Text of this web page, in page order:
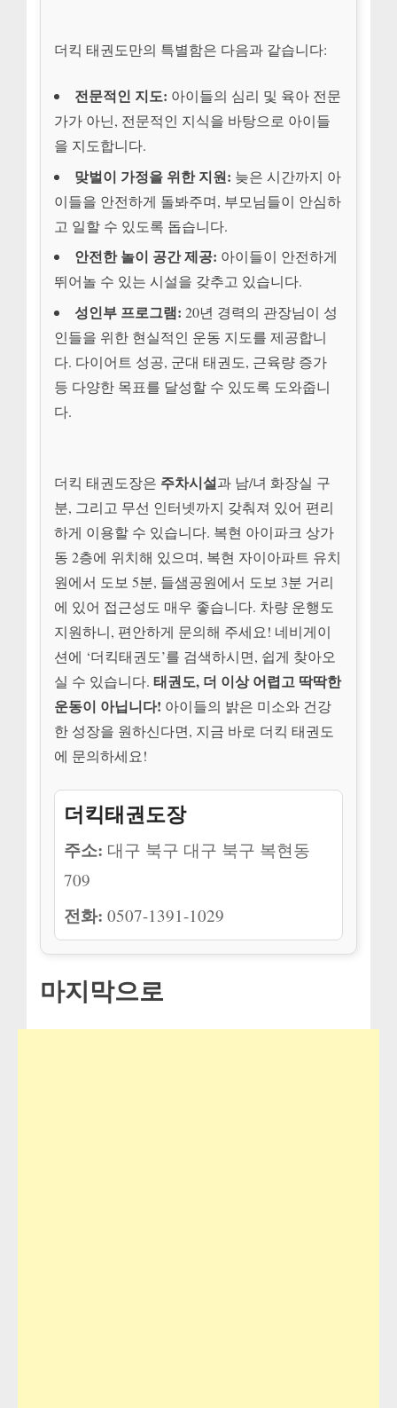
더킥 태권도만의 특별함은 다음과 같습니다:
전문적인 지도: 아이들의 심리 및 육아 전문
가가 아닌, 전문적인 지식을 바탕으로 아이들
을 지도합니다.
맞벌이 가정을 위한 지원: 늦은 시간까지 아
이들을 안전하게 돌봐주며, 부모님들이 안심하
고 일할 수 있도록 돕습니다.
안전한 놀이 공간 제공: 아이들이 안전하게
뛰어놀 수 있는 시설을 갖추고 있습니다.
성인부 프로그램: 20년 경력의 관장님이 성
인들을 위한 현실적인 운동 지도를 제공합니
다. 다이어트 성공, 군대 태권도, 근육량 증가
등 다양한 목표를 달성할 수 있도록 도와줍니
다.
더킥 태권도장은 주차시설과 남/녀 화장실 구
분, 그리고 무선 인터넷까지 갖춰져 있어 편리
하게 이용할 수 있습니다. 복현 아이파크 상가
동 2층에 위치해 있으며, 복현 자이아파트 유치
원에서 도보 5분, 들샘공원에서 도보 3분 거리
에 있어 접근성도 매우 좋습니다. 차량 운행도
지원하니, 편안하게 문의해 주세요! 네비게이
션에 ‘더킥태권도’를 검색하시면, 쉽게 찾아오
실 수 있습니다. 태권도, 더 이상 어렵고 딱딱한
운동이 아닙니다! 아이들의 밝은 미소와 건강
한 성장을 원하신다면, 지금 바로 더킥 태권도
에 문의하세요!
더킥태권도장
주소: 대구 북구 대구 북구 복현동
709
전화: 0507-1391-1029
마지막으로